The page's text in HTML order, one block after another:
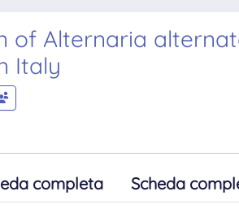
of Alternaria
Italy
completa Scheda